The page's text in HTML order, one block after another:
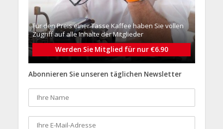
Für den Preis einer Tasse Kaffee haben Sie vollen
Zugriff auf alle Inhalte der Mitglieder
Werden Sie Mitglied für nur €6.90
Abonnieren Sie unseren täglichen Newsletter